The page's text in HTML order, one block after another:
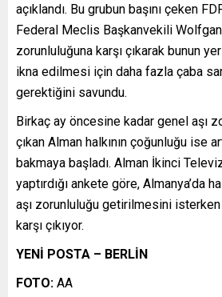
açıklandı. Bu grubun başını çeken
Federal Meclis Başkanvekili
zorunluluğuna karşı çıkarak bunun
ikna edilmesi için daha fazla çaba
gerektiğini savundu.
Birkaç ay öncesine kadar genel aşı
çıkan Alman halkının çoğunluğu ise
bakmaya başladı. Alman İkinci
yaptırdığı ankete göre, Almanya’da
aşı zorunluluğu getirilmesini
karşı çıkıyor.
YENİ POSTA – BERLİN
FOTO: AA